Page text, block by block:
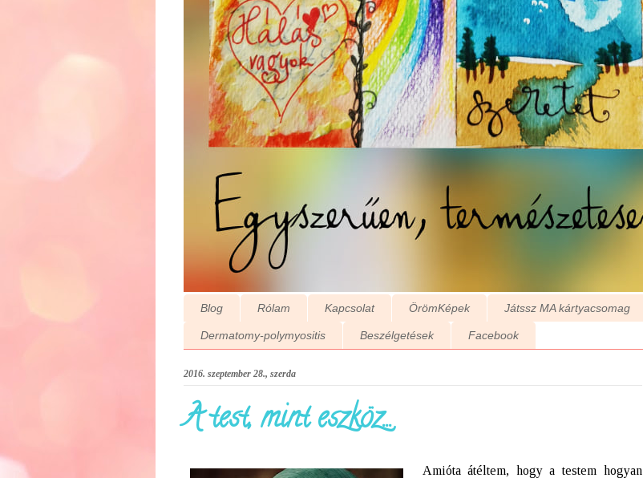
Blog Rólam Kapcsolat ÖrömKépek Játssz MA kártyacsomag
Dermatomy-polymyositis Beszélgetések Facebook
2016. szeptember 28., szerda
A test, mint eszköz...
Amióta átéltem, hogy a testem hogyan